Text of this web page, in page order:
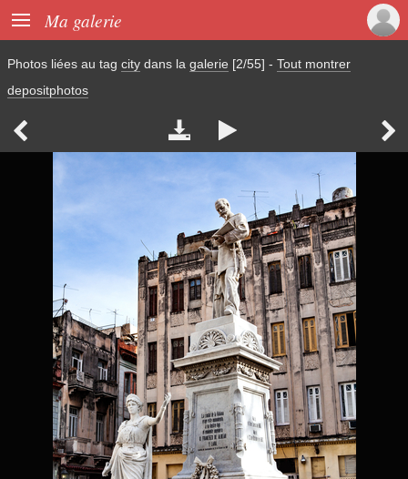
 Ma galerie
Photos liées au tag city dans la galerie [2/55] - Tout montrer
depositphotos
   